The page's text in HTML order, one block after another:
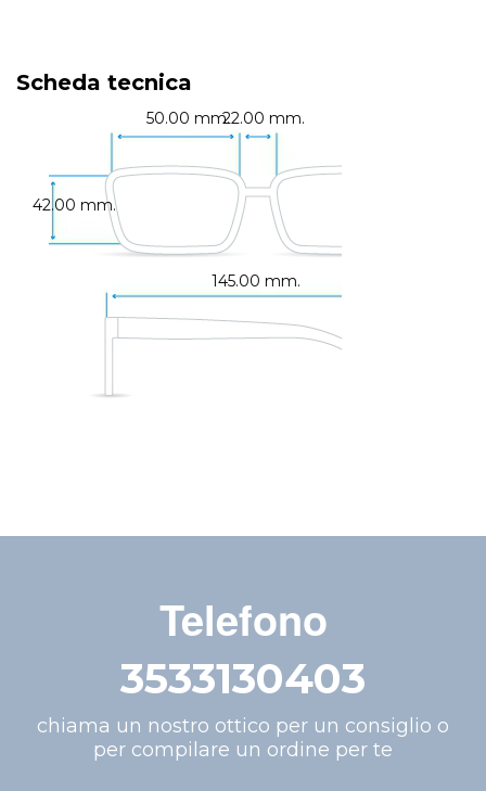
Scheda tecnica
50.00 mm.22.00 mm.
145.00 mm.
42.00 mm.
Telefono
3533130403
chiama un nostro ottico per un consiglio o
per compilare un ordine per te